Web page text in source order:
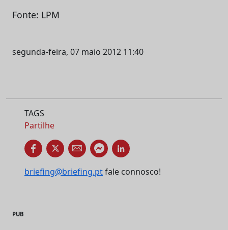
Fonte: LPM
segunda-feira, 07 maio 2012 11:40
TAGS
Partilhe
briefing@briefing.ptfale connosco!
PUB